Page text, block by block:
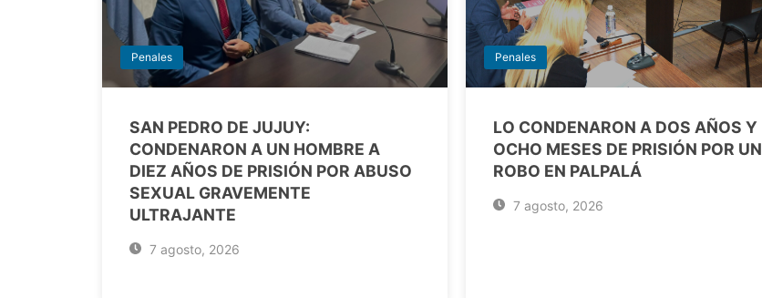
Penales
SAN PEDRO DE JUJUY:
CONDENARON A UN HOMBRE A
DIEZ AÑOS DE PRISIÓN POR ABUSO
SEXUAL GRAVEMENTE
ULTRAJANTE
7 agosto, 2026
Penales
LO CONDENARON A DOS AÑOS Y
OCHO MESES DE PRISIÓN POR UN
ROBO EN PALPALÁ
7 agosto, 2026